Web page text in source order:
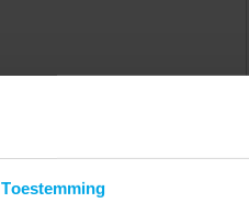
Toestemming